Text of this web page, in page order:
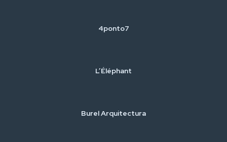
4ponto7
L’Éléphant
Burel Arquitectura